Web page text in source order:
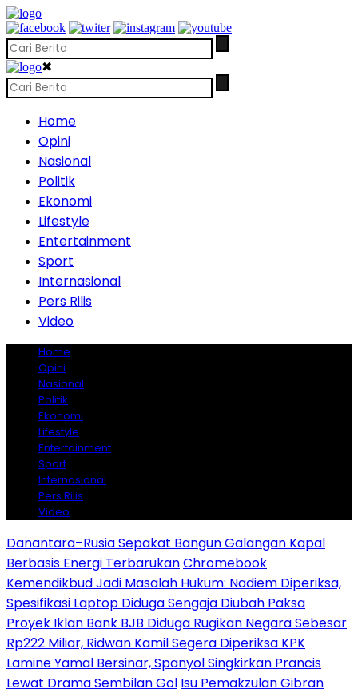
✖
Home
Opini
Nasional
Politik
Ekonomi
Lifestyle
Entertainment
Sport
Internasional
Pers Rilis
Video
Home
Opini
Nasional
Politik
Ekonomi
Lifestyle
Entertainment
Sport
Internasional
Pers Rilis
Video
Danantara–Rusia Sepakat Bangun Galangan Kapal
Berbasis Energi TerbarukanChromebook
Kemendikbud Jadi Masalah Hukum: Nadiem Diperiksa,
Spesifikasi Laptop Diduga Sengaja Diubah Paksa
Proyek Iklan Bank BJB Diduga Rugikan Negara Sebesar
Rp222 Miliar, Ridwan Kamil Segera Diperiksa KPK
Lamine Yamal Bersinar, Spanyol Singkirkan Prancis
Lewat Drama Sembilan Gol Isu Pemakzulan Gibran